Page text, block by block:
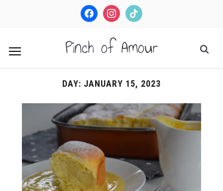
facebookinstagramtiktok
Pinch of Amour
DAY: JANUARY 15, 2023